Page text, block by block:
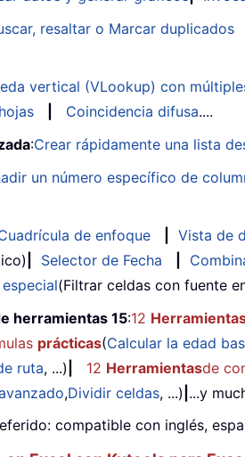
resaltar o Marcar duplicados
vertical (VLookup) con
Coincidencia difusa....
:Crear rápidamente una lista
un número específico de
de enfoque Vista de
Selector de Fecha
(Filtrar celdas con fuente
herramientas 15:12
prácticas(Calcular la edad
ruta, ...) 12 Herramientasde
,Dividir celdas, ...) ...y
compatible con inglés,